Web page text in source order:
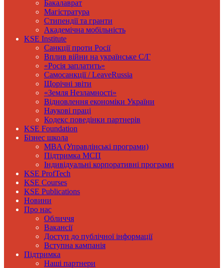
Бакалаврат
Магістратура
Стипендії та гранти
Академічна мобільність
KSE Institute
Санкції проти Росії
Вплив війни на українське С/Г
«Росія заплатить»
Самосанкції / LeaveRussia
Щорічні звіти
«Земля Незламності»
Відновлення економіки України
Наукові праці
Кодекс поведінки партнерів
KSE Foundation
Бізнес школа
MBA (Управлінські програми)
Підтримка МСП
Індивідуальні корпоративні програми
KSE ProfTech
KSE Courses
KSE Publications
Новини
Про нас
Обличчя
Вакансії
Доступ до публічної інформації
Вступна кампанія
Підтримка
Наші партнери